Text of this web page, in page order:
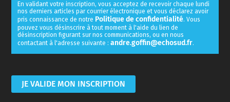
En validant votre inscription, vous acceptez de recevoir chaque lundi
nos derniers articles par courrier électronique et vous déclarez avoir
pris connaissance de notre Politique de confidentialité. Vous
pouvez vous désinscrire à tout moment à l'aide du lien de
désinscription figurant sur nos communications, ou en nous
contactant à l'adresse suivante :andre.goffin@echosud.fr.